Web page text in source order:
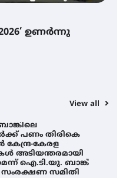
ഉണർന്നു
View all
” ദി വോയിസ്
ആഗസ്റ്റ് 7
സ്‌ക്രീൻ ചെയ്യുന്നു
പണം തിരികെ
കേന്ദ്ര-കേരള
അടിയന്തരമായി
ഐ.ടി.യു. ബാങ്ക്
സംരക്ഷണ സമിതി